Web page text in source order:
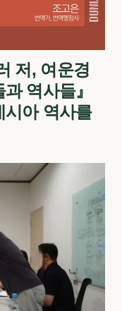
저, 여운경
역사들』
시아 역사를